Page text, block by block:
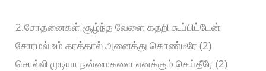
2.சோதனைகள் சூழ்ந்த வேளை கதறி கூப்பிட்டேன்
சோரமல் உம் கரத்தால் அனைத்து கொண்டீரே (2)
சொல்லி முடியா நன்மைகளை எனக்கும் செய்தீரே (2)